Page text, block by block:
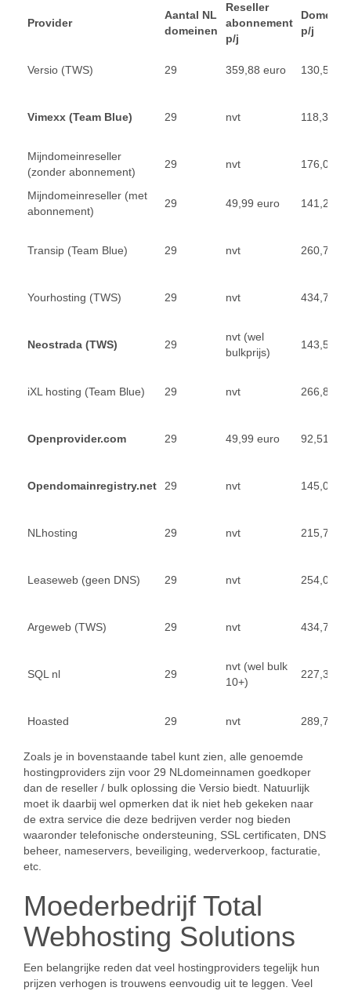
Provider
Aantal NL
domeinen
Reseller
abonnement
p/j
p/j
Versio (TWS) 29 359,88 euro 130,50
Vimexx (Team Blue) 29 nvt 118,32
Mijndomeinreseller
(zonder abonnement)
29 nvt 176,03
Mijndomeinreseller (met
abonnement)
29 49,99 euro 141,23
Transip (Team Blue) 29 nvt 260,71
Yourhosting (TWS) 29 nvt 434,71
Neostrada (TWS) 29
nvt (wel
bulkprijs)
143,55
iXL hosting (Team Blue) 29 nvt 266,80
Openprovider.com 29 49,99 euro 92,51
Opendomainregistry.net 29 nvt 145,00
NLhosting 29 nvt 215,70
Leaseweb (geen DNS) 29 nvt 254,04
Argeweb (TWS) 29 nvt 434,71
SQL nl 29
nvt (wel bulk
10+)
227,36
Hoasted 29 nvt 289,71
Zoals je in bovenstaande tabel kunt zien, alle genoemde
hostingproviders zijn voor 29 NLdomeinnamen goedkoper
dan de reseller / bulk oplossing die Versio biedt. Natuurlijk
moet ik daarbij wel opmerken dat ik niet heb gekeken naar
de extra service die deze bedrijven verder nog bieden
waaronder telefonische ondersteuning, SSL certificaten, DNS
beheer, nameservers, beveiliging, wederverkoop, facturatie,
etc.
Moederbedrijf Total
Webhosting Solutions
Een belangrijke reden dat veel hostingproviders tegelijk hun
prijzen verhogen is trouwens eenvoudig uit te leggen. Veel